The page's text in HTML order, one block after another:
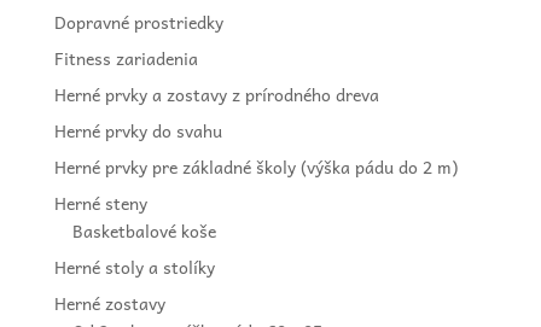
Dopravné prostriedky
Fitness zariadenia
Herné prvky a zostavy z prírodného dreva
Herné prvky do svahu
Herné prvky pre základné školy (výška pádu do 2 m)
Herné steny
Basketbalové koše
Herné stoly a stolíky
Herné zostavy